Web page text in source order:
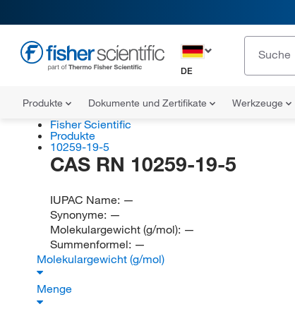
DE
Produkte Dokumente und Zertifikate Werkzeuge
Fisher Scientific
Produkte
10259-19-5
CAS RN 10259-19-5
IUPAC Name: —
Synonyme: —
Molekulargewicht (g/mol): —
Summenformel: —
Molekulargewicht (g/mol)
Menge